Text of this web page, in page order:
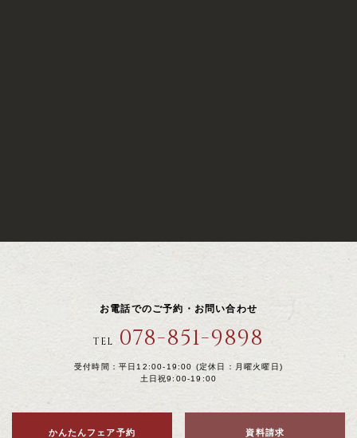
お電話でのご予約・お問い合わせ
TEL 078-851-9898
受付時間：平日12:00-19:00 (定休日：月曜火曜日)
土日祝9:00-19:00
かんたんフェア予約 資料請求